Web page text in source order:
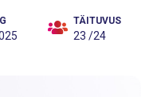
TÄITUVUS
23 /24